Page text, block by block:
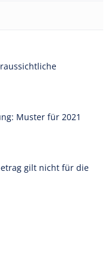
Muster für 2021
gilt nicht für die